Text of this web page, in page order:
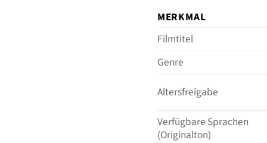
MERKMAL
Filmtitel
Genre
Altersfreigabe
Verfügbare Sprachen
(Originalton)